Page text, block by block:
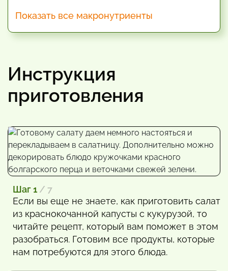
Показать все макронутриенты
Инструкция
приготовления
Шаг 1 / 7
Если вы еще не знаете, как приготовить салат
из краснокочанной капусты с кукурузой, то
читайте рецепт, который вам поможет в этом
разобраться. Готовим все продукты, которые
нам потребуются для этого блюда.